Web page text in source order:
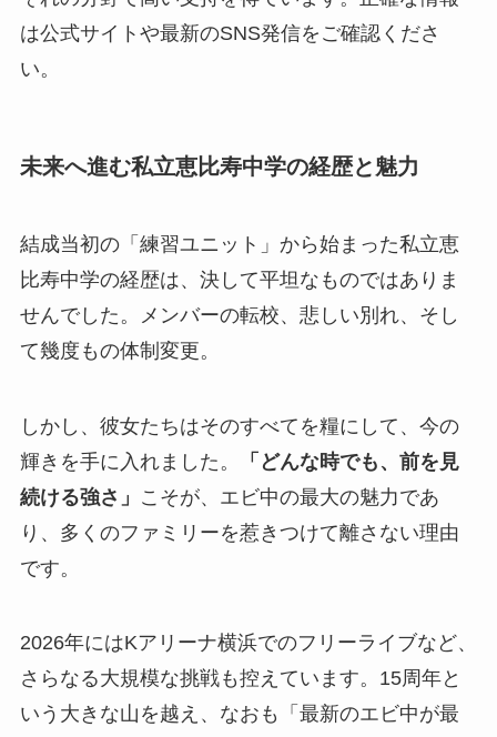
は公式サイトや最新のSNS発信をご確認くださ
い。
未来へ進む私立恵比寿中学の経歴と魅力
結成当初の「練習ユニット」から始まった私立恵
比寿中学の経歴は、決して平坦なものではありま
せんでした。メンバーの転校、悲しい別れ、そし
て幾度もの体制変更。
しかし、彼女たちはそのすべてを糧にして、今の
輝きを手に入れました。
「どんな時でも、前を見
続ける強さ」 こそが、エビ中の最大の魅力であ
り、多くのファミリーを惹きつけて離さない理由
です。
2026年にはKアリーナ横浜でのフリーライブなど、
さらなる大規模な挑戦も控えています。15周年と
いう大きな山を越え、なおも「最新のエビ中が最